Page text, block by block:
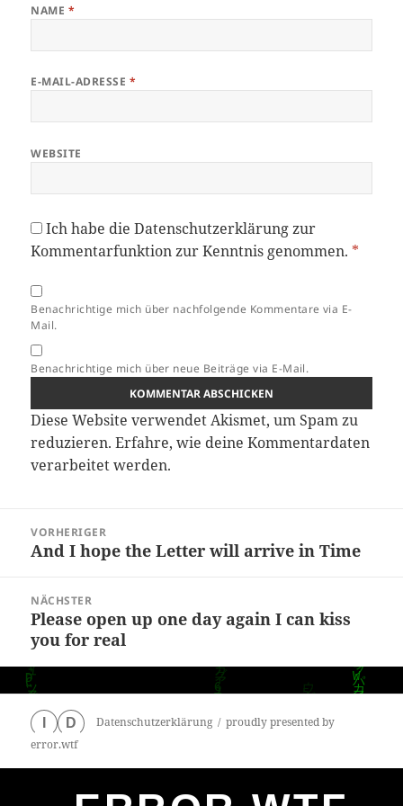
NAME *
E-MAIL-ADRESSE *
WEBSITE
Ich habe dieDatenschutzerklärungzur
Kommentarfunktion zur Kenntnis genommen. *
Benachrichtige mich über nachfolgende Kommentare via E-
Mail.
Benachrichtige mich über neue Beiträge via E-Mail.
Diese Website verwendet Akismet, um Spam zu
reduzieren.Erfahre, wie deine Kommentardaten
verarbeitet werden.
VORHERIGER
Vorheriger
And I hope the Letter will arrive in Time
NÄCHSTER
Nächster
Beitrag:
Please open up one day again I can kiss
you for real
D Datenschutzerklärung
proudly presented by
error.wtf